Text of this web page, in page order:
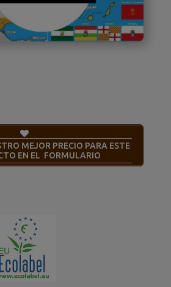
MEJOR PRECIO PARA ESTE
EN EL FORMULARIO